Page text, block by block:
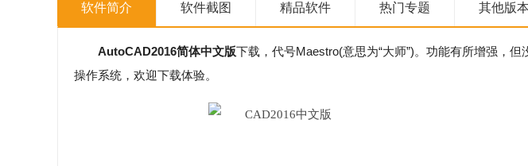
软件简介 软件截图 精品软件 热门专题 其他版本
AutoCAD2016简体中文版下载，代号Maestro(意思为“大师”)。功能有所增强，
操作系统，欢迎下载体验。